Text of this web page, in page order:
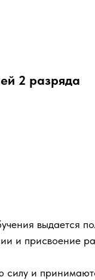
2 разряда
выдается
и присвоение
и